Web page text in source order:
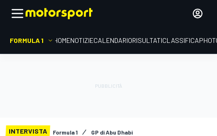
FORMULA 1 HOMENOTIZIECALENDARIORISULTATICLASSIFICA
INTERVISTA Formula 1 GP di Abu Dhabi